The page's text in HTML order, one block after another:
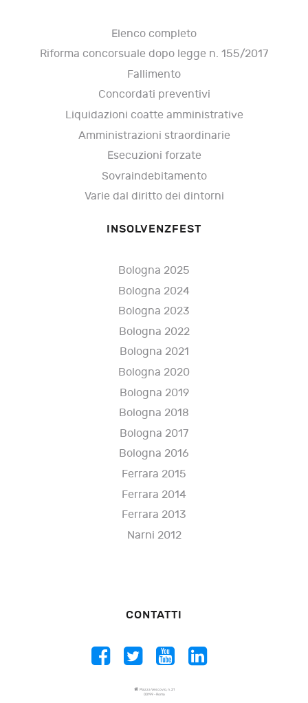
Elenco completo
Riforma concorsuale dopo legge n. 155/2017
Fallimento
Concordati preventivi
Liquidazioni coatte amministrative
Amministrazioni straordinarie
Esecuzioni forzate
Sovraindebitamento
Varie dal diritto dei dintorni
INSOLVENZFEST
Bologna 2025
Bologna 2024
Bologna 2023
Bologna 2022
Bologna 2021
Bologna 2020
Bologna 2019
Bologna 2018
Bologna 2017
Bologna 2016
Ferrara 2015
Ferrara 2014
Ferrara 2013
Narni 2012
CONTATTI
Piazza Vescovio, n. 21
00199 - Roma